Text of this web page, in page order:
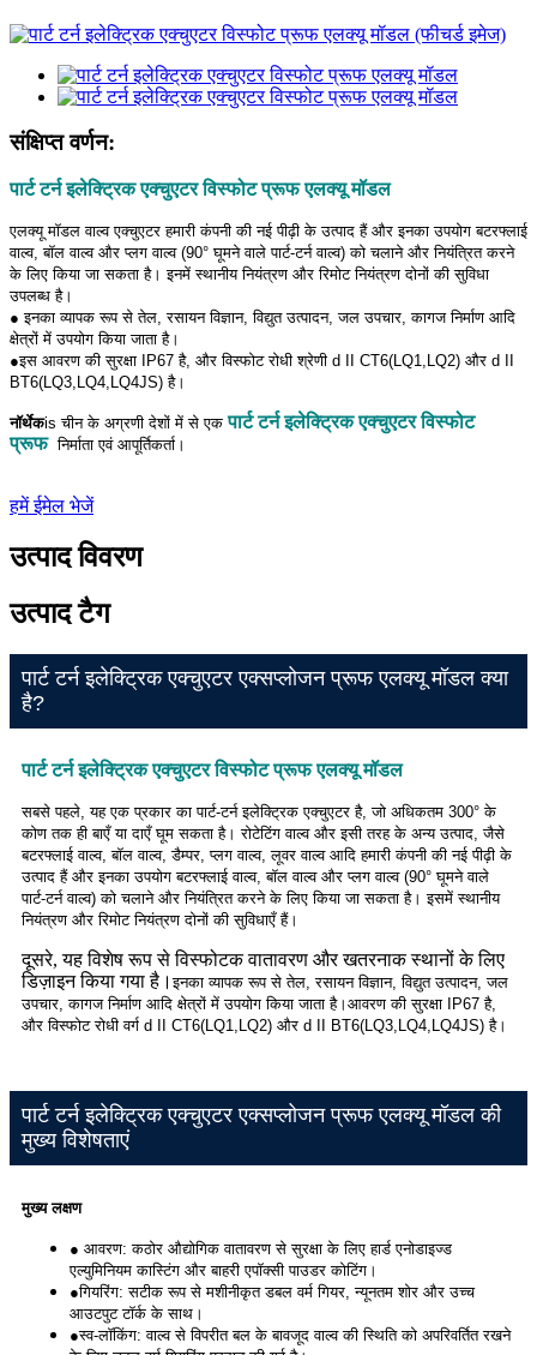
संक्षिप्त वर्णन:
पार्ट टर्न इलेक्ट्रिक एक्चुएटर विस्फोट प्रूफ एलक्यू मॉडल
एलक्यू मॉडल वाल्व एक्चुएटर हमारी कंपनी की नई पीढ़ी के उत्पाद हैं और इनका उपयोग बटरफ्लाई
वाल्व, बॉल वाल्व और प्लग वाल्व (90° घूमने वाले पार्ट-टर्न वाल्व) को चलाने और नियंत्रित करने
के लिए किया जा सकता है। इनमें स्थानीय नियंत्रण और रिमोट नियंत्रण दोनों की सुविधा
उपलब्ध है।
● इनका व्यापक रूप से तेल, रसायन विज्ञान, विद्युत उत्पादन, जल उपचार, कागज निर्माण आदि
क्षेत्रों में उपयोग किया जाता है।
●इस आवरण की सुरक्षा IP67 है, और विस्फोट रोधी श्रेणी d II CT6(LQ1,LQ2) और d II
BT6(LQ3,LQ4,LQ4JS) है।
नॉर्थेकis चीन के अग्रणी देशों में से एक पार्ट टर्न इलेक्ट्रिक एक्चुएटर विस्फोट
प्रूफ निर्माता एवं आपूर्तिकर्ता।
हमें ईमेल भेजें
उत्पाद विवरण
उत्पाद टैग
पार्ट टर्न इलेक्ट्रिक एक्चुएटर एक्सप्लोजन प्रूफ एलक्यू मॉडल क्या
है?
पार्ट टर्न इलेक्ट्रिक एक्चुएटर विस्फोट प्रूफ एलक्यू मॉडल
सबसे पहले, यह एक प्रकार का पार्ट-टर्न इलेक्ट्रिक एक्चुएटर है, जो अधिकतम 300° के
कोण तक ही बाएँ या दाएँ घूम सकता है। रोटेटिंग वाल्व और इसी तरह के अन्य उत्पाद, जैसे
बटरफ्लाई वाल्व, बॉल वाल्व, डैम्पर, प्लग वाल्व, लूवर वाल्व आदि हमारी कंपनी की नई पीढ़ी के
उत्पाद हैं और इनका उपयोग बटरफ्लाई वाल्व, बॉल वाल्व और प्लग वाल्व (90° घूमने वाले
पार्ट-टर्न वाल्व) को चलाने और नियंत्रित करने के लिए किया जा सकता है। इसमें स्थानीय
नियंत्रण और रिमोट नियंत्रण दोनों की सुविधाएँ हैं।
दूसरे, यह विशेष रूप से विस्फोटक वातावरण और खतरनाक स्थानों के लिए
डिज़ाइन किया गया है।इनका व्यापक रूप से तेल, रसायन विज्ञान, विद्युत उत्पादन, जल
उपचार, कागज निर्माण आदि क्षेत्रों में उपयोग किया जाता है। आवरण की सुरक्षा IP67 है,
और विस्फोट रोधी वर्ग d II CT6(LQ1,LQ2) और d II BT6(LQ3,LQ4,LQ4JS) है।
पार्ट टर्न इलेक्ट्रिक एक्चुएटर एक्सप्लोजन प्रूफ एलक्यू मॉडल की
मुख्य विशेषताएं
मुख्य लक्षण
● आवरण: कठोर औद्योगिक वातावरण से सुरक्षा के लिए हार्ड एनोडाइज्ड
एल्युमिनियम कास्टिंग और बाहरी एपॉक्सी पाउडर कोटिंग।
●गियरिंग: सटीक रूप से मशीनीकृत डबल वर्म गियर, न्यूनतम शोर और उच्च
आउटपुट टॉर्क के साथ।
●स्व-लॉकिंग: वाल्व से विपरीत बल के बावजूद वाल्व की स्थिति को अपरिवर्तित रखने